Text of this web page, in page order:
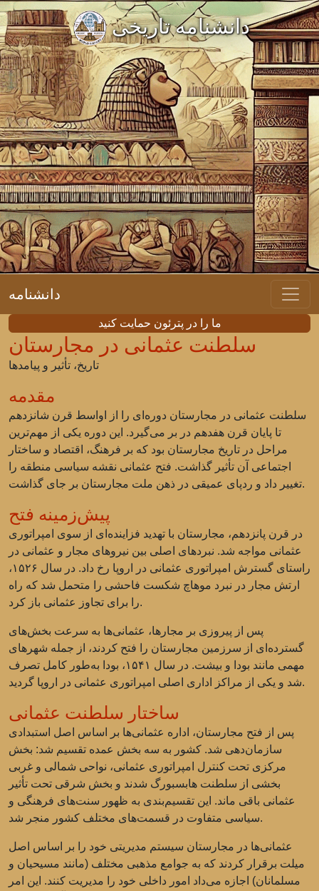
دانشنامه تاریخی
دانشنامه
ما را در پترئون حمایت کنید
سلطنت عثمانی در مجارستان
تاریخ، تأثیر و پیامدها
مقدمه
سلطنت عثمانی در مجارستان دوره‌ای را از اواسط قرن شانزدهم
تا پایان قرن هفدهم در بر می‌گیرد. این دوره یکی از مهم‌ترین
مراحل در تاریخ مجارستان بود که بر فرهنگ، اقتصاد و ساختار
اجتماعی آن تأثیر گذاشت. فتح عثمانی نقشه سیاسی منطقه را
تغییر داد و ردپای عمیقی در ذهن ملت مجارستان بر جای گذاشت.
پیش‌زمینه فتح
در قرن پانزدهم، مجارستان با تهدید فزاینده‌ای از سوی امپراتوری
عثمانی مواجه شد. نبردهای اصلی بین نیروهای مجار و عثمانی در
راستای گسترش امپراتوری عثمانی در اروپا رخ داد. در سال ۱۵۲۶،
ارتش مجار در نبرد موهاچ شکست فاحشی را متحمل شد که راه
را برای تجاوز عثمانی باز کرد.
پس از پیروزی بر مجارها، عثمانی‌ها به سرعت بخش‌های
گسترده‌ای از سرزمین مجارستان را فتح کردند، از جمله شهرهای
مهمی مانند بودا و بیشت. در سال ۱۵۴۱، بودا به‌طور کامل تصرف
شد و یکی از مراکز اداری اصلی امپراتوری عثمانی در اروپا گردید.
ساختار سلطنت عثمانی
پس از فتح مجارستان، اداره عثمانی‌ها بر اساس اصل استبدادی
سازمان‌دهی شد. کشور به سه بخش عمده تقسیم شد: بخش
مرکزی تحت کنترل امپراتوری عثمانی، نواحی شمالی و غربی
بخشی از سلطنت هابسبورگ شدند و بخش شرقی تحت تأثیر
عثمانی باقی ماند. این تقسیم‌بندی به ظهور سنت‌های فرهنگی و
سیاسی متفاوت در قسمت‌های مختلف کشور منجر شد.
عثمانی‌ها در مجارستان سیستم مدیریتی خود را بر اساس اصل
میلت برقرار کردند که به جوامع مذهبی مختلف (مانند مسیحیان و
مسلمانان) اجازه می‌داد امور داخلی خود را مدیریت کنند. این امر